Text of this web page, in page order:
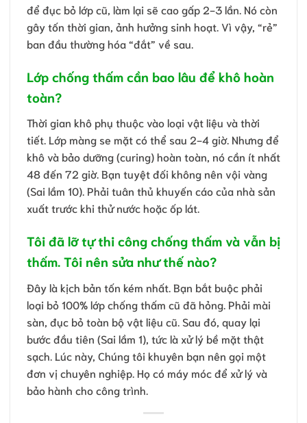
để đục bỏ lớp cũ, làm lại sẽ cao gấp 2-3 lần. Nó còn
gây tốn thời gian, ảnh hưởng sinh hoạt. Vì vậy, “rẻ”
ban đầu thường hóa “đắt” về sau.
Lớp chống thấm cần bao lâu để khô hoàn
toàn?
Thời gian khô phụ thuộc vào loại vật liệu và thời
tiết. Lớp màng se mặt có thể sau 2-4 giờ. Nhưng để
khô và bảo dưỡng (curing) hoàn toàn, nó cần ít nhất
48 đến 72 giờ. Bạn tuyệt đối không nên vội vàng
(Sai lầm 10). Phải tuân thủ khuyến cáo của nhà sản
xuất trước khi thử nước hoặc ốp lát.
Tôi đã lỡ tự thi công chống thấm và vẫn bị
thấm. Tôi nên sửa như thế nào?
Đây là kịch bản tốn kém nhất. Bạn bắt buộc phải
loại bỏ 100% lớp chống thấm cũ đã hỏng. Phải mài
sàn, đục bỏ toàn bộ vật liệu cũ. Sau đó, quay lại
bước đầu tiên (Sai lầm 1), tức là xử lý bề mặt thật
sạch. Lúc này, Chúng tôi khuyên bạn nên gọi một
đơn vị chuyên nghiệp. Họ có máy móc để xử lý và
bảo hành cho công trình.